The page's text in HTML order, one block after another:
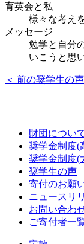
育英会と私
様々な考え
メッセージ
勉学と自分
いこうと思
＜ 前の奨学生の
財団につい
奨学金制度(
奨学金制度(
奨学生の声
寄付のお願
ニュースリ
お問い合わ
ご寄付者一